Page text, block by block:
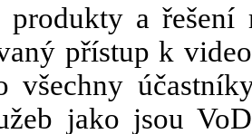
produkty a řešení
přístup k
všechny
jako jsou